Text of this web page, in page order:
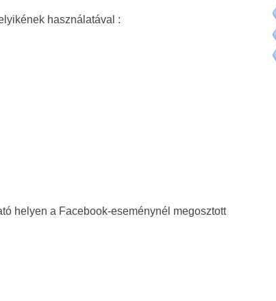
használatával :
helyen a Facebook-eseménynél megosztott